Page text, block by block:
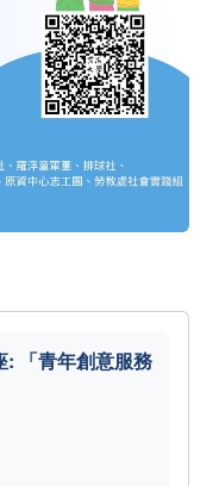
: 「青年創意服務